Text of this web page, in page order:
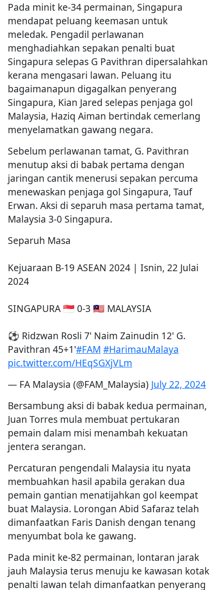
Pada minit ke-34 permainan, Singapura
mendapat peluang keemasan untuk
meledak. Pengadil perlawanan
menghadiahkan sepakan penalti buat
Singapura selepas G Pavithran dipersalahkan
kerana mengasari lawan. Peluang itu
bagaimanapun digagalkan penyerang
Singapura, Kian Jared selepas penjaga gol
Malaysia, Haziq Aiman bertindak cemerlang
menyelamatkan gawang negara.
Sebelum perlawanan tamat, G. Pavithran
menutup aksi di babak pertama dengan
jaringan cantik menerusi sepakan percuma
menewaskan penjaga gol Singapura, Tauf
Erwan. Aksi di separuh masa pertama tamat,
Malaysia 3-0 Singapura.
Separuh Masa
Kejuaraan B-19 ASEAN 2024 | Isnin, 22 Julai
2024
SINGAPURA 🇸🇬 0-3 🇲🇾 MALAYSIA
⚽️ Ridzwan Rosli 7' Naim Zainudin 12' G.
Pavithran 45+1'#FAM #HarimauMalaya
pic.twitter.com/HEqSGXjVLm
— FA Malaysia (@FAM_Malaysia) July 22, 2024
Bersambung aksi di babak kedua permainan,
Juan Torres mula membuat pertukaran
pemain dalam misi menambah kekuatan
jentera serangan.
Percaturan pengendali Malaysia itu nyata
membuahkan hasil apabila gerakan dua
pemain gantian menatijahkan gol keempat
buat Malaysia. Lorongan Abid Safaraz telah
dimanfaatkan Faris Danish dengan tenang
menyumbat bola ke gawang.
Pada minit ke-82 permainan, lontaran jarak
jauh Malaysia terus menuju ke kawasan kotak
penalti lawan telah dimanfaatkan penyerang